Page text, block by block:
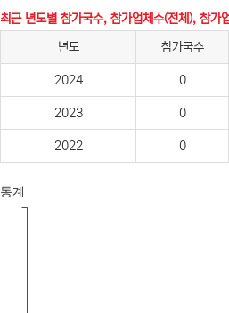
최근 년도별 참가국수, 참가업체수(전체), 참가
년도
참가국수
2024 0
2023 0
2022 0
통계